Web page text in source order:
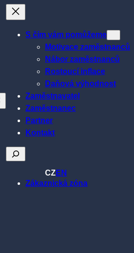
S čím vám pomůžeme
Motivace zaměstnanců
Nábor zaměstnanců
Rostoucí inflace
Daňová výhodnost
Zaměstnavatel
Zaměstnanec
Partner
Kontakt
Hledat
CZEN
Zákaznická zóna